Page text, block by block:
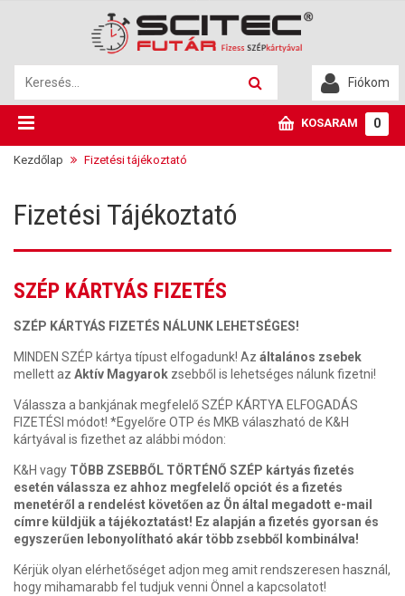
Fiókom
KOSARAM 0
Kezdőlap Fizetési tájékoztató
Fizetési Tájékoztató
SZÉP KÁRTYÁS FIZETÉS
SZÉP KÁRTYÁS FIZETÉS NÁLUNK LEHETSÉGES!
MINDEN SZÉP kártya típust elfogadunk! Az általános zsebek
mellett az Aktív Magyarok zsebből is lehetséges nálunk fizetni!
Válassza a bankjának megfelelő SZÉP KÁRTYA ELFOGADÁS
FIZETÉSI módot! *Egyelőre OTP és MKB válaszható de K&H
kártyával is fizethet az alábbi módon:
K&H vagy TÖBB ZSEBBŐL TÖRTÉNŐ SZÉP kártyás fizetés
esetén válassza ez ahhoz megfelelő opciót és a fizetés
menetéről a rendelést követően az Ön által megadott e-mail
címre küldjük a tájékoztatást! Ez alapján a fizetés gyorsan és
egyszerűen lebonyolítható akár több zsebből kombinálva!
Kérjük olyan elérhetőséget adjon meg amit rendszeresen használ,
hogy mihamarabb fel tudjuk venni Önnel a kapcsolatot!